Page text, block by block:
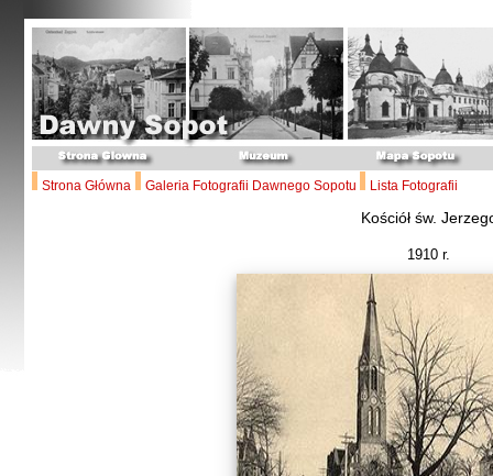
Strona Główna Galeria Fotografii Dawnego Sopotu Lista Fotografii
Kościół św.
1910 r.